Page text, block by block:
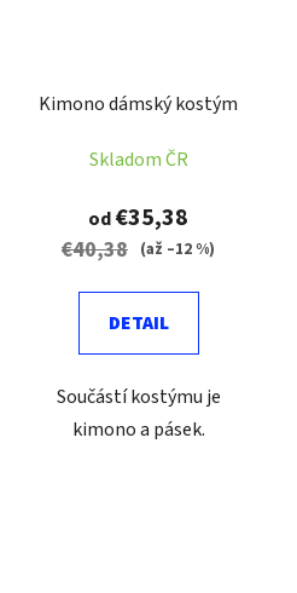
Kimono dámský kostým
Skladom ČR
od€35,38
€40,38 (až –12 %)
DETAIL
Součástí kostýmu je
kimono a pásek.